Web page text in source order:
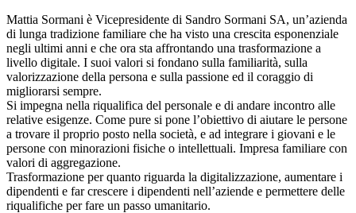
Mattia Sormani è Vicepresidente di Sandro Sormani SA, un’azienda
di lunga tradizione familiare che ha visto una crescita esponenziale
negli ultimi anni e che ora sta affrontando una trasformazione a
livello digitale. I suoi valori si fondano sulla familiarità, sulla
valorizzazione della persona e sulla passione ed il coraggio di
migliorarsi sempre.
Si impegna nella riqualifica del personale e di andare incontro alle
relative esigenze. Come pure si pone l’obiettivo di aiutare le persone
a trovare il proprio posto nella società, e ad integrare i giovani e le
persone con minorazioni fisiche o intellettuali. Impresa familiare con
valori di aggregazione.
Trasformazione per quanto riguarda la digitalizzazione, aumentare i
dipendenti e far crescere i dipendenti nell’aziende e permettere delle
riqualifiche per fare un passo umanitario.